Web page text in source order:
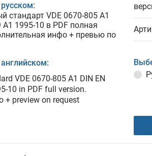
стандарт VDE 0670-805 A1
A1 1995-10 в PDF полная
инфо + превью по
VDE 0670-805 A1 DIN EN
10 in PDF full version.
+ preview on request